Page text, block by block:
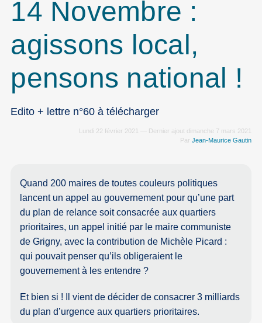
14 Novembre :
agissons local,
pensons national !
Edito + lettre n°60 à télécharger
Lundi 22 février 2021 — Dernier ajout dimanche 7 mars 2021
Par Jean-Maurice Gautin
Quand 200 maires de toutes couleurs politiques
lancent un appel au gouvernement pour qu’une part
du plan de relance soit consacrée aux quartiers
prioritaires, un appel initié par le maire communiste
de Grigny, avec la contribution de Michèle Picard :
qui pouvait penser qu’ils obligeraient le
gouvernement à les entendre ?
Et bien si ! Il vient de décider de consacrer 3 milliards
du plan d’urgence aux quartiers prioritaires.